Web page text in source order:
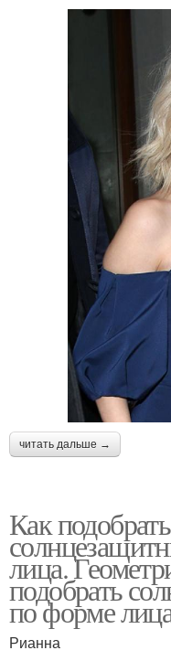
читать дальше →
Как
лица.
подобрать
по форме
Рианна